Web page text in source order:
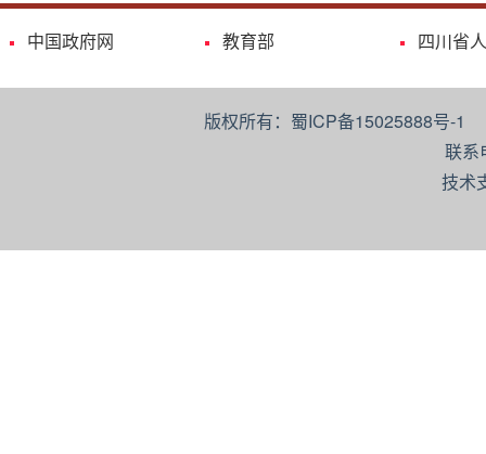
中国政府网 教育部 四川省
版权所有：蜀ICP备15025888号-
联系
技术